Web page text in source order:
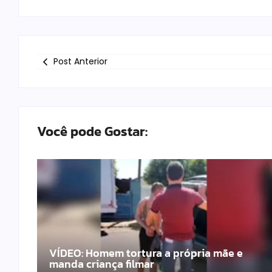
Post Anterior
Você pode Gostar:
VÍDEO: Homem tortura a própria mãe e
manda criança filmar
Bolsonaro pode ser preso?
Joia da base do Palmeiras encanta na
Copinha, recebe elogios e chama atenção